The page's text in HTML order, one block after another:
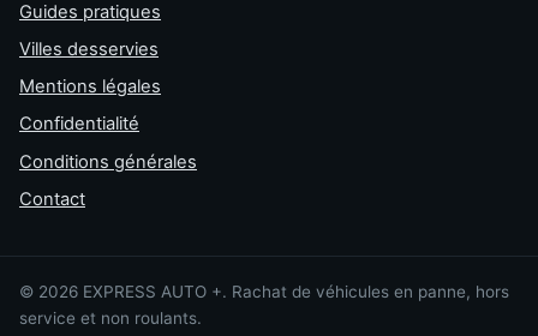
Guides pratiques
Villes desservies
Mentions légales
Confidentialité
Conditions générales
Contact
© 2026 EXPRESS AUTO +. Rachat de véhicules en panne, hors
service et non roulants.